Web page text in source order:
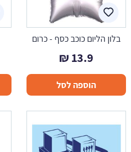
בלון הליום כוכב כסף - כרום
13.9
₪
הוספה לסל